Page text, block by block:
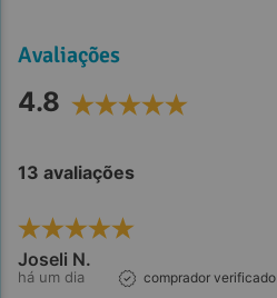
Avaliações
4.8
13 avaliações
Joseli N.
há um dia comprador verificado